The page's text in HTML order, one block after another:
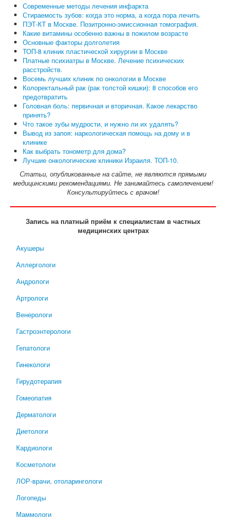
Современные методы лечения инфаркта
Стираемость зубов: когда это норма, а когда пора лечить
ПЭТ-КТ в Москве. Позитронно-эмиссионная томография.
Какие витамины особенно важны в пожилом возрасте
Основные факторы долголетия
ТОП-8 клиник пластической хирургии в Москве
Платные психиатры в Москве. Лечение психических
расстройств.
Восемь лучших клиник по онкологии в Москве
Колоректальный рак (рак толстой кишки): 8 способов его
предотвратить
Головная боль: первичная и вторичная. Какое лекарство
принять?
Что такое зубы мудрости, и нужно ли их удалять?
Вывод из запоя: наркологическая помощь на дому и в
клинике
Как выбрать тонометр для дома?
Лучшие онкологические клиники Израиля. ТОП-10.
Статьи, опубликованные на сайте, не являются прямыми
медицинскими рекомендациями. Не занимайтесь самолечением!
Консультируйтесь с врачом!
Запись на платный приём к специалистам в частных
медицинских центрах
Акушеры
Аллергологи
Андрологи
Артрологи
Венерологи
Гастроэнтерологи
Гепатологи
Гинекологи
Гирудотерапия
Гомеопатия
Дерматологи
Диетологи
Кардиологи
Косметологи
ЛОР-врачи, отоларингологи
Логопеды
Маммологи